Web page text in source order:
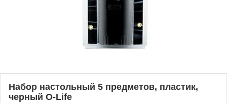
Набор настольный 5 предметов, пластик,
черный O-Life